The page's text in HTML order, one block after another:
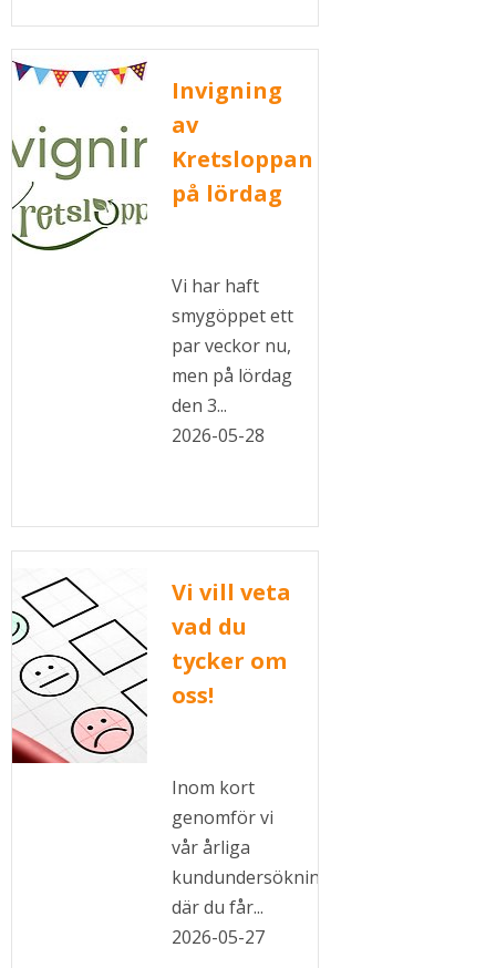
Invigning
av
Kretsloppan
på lördag
Vi har haft
smygöppet ett
par veckor nu,
men på lördag
den 3...
2026-05-28
Vi vill veta
vad du
tycker om
oss!
Inom kort
genomför vi
vår årliga
kundundersökning
där du får...
2026-05-27